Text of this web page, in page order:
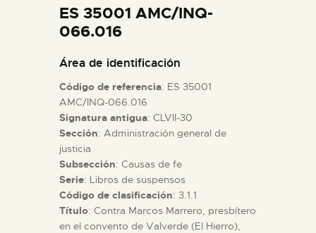
COLECCIONES
ESPAÑOL
PREPARAR LA VISITA
ACTIVIDADES
█
ES 35001 AMC/INQ-
066.016
Área de identificación
Código de referencia: ES 35001
AMC/INQ-066.016
Signatura antigua: CLVII-30
Sección: Administración general de
justicia
Subsección: Causas de fe
Serie: Libros de suspensos
Código de clasificación: 3.1.1
Título: Contra Marcos Marrero, presbítero
en el convento de Valverde (El Hierro),